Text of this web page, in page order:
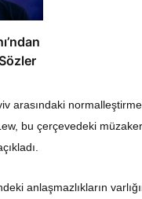
arasındaki
bu çerçevedeki
anlaşmazlıkların